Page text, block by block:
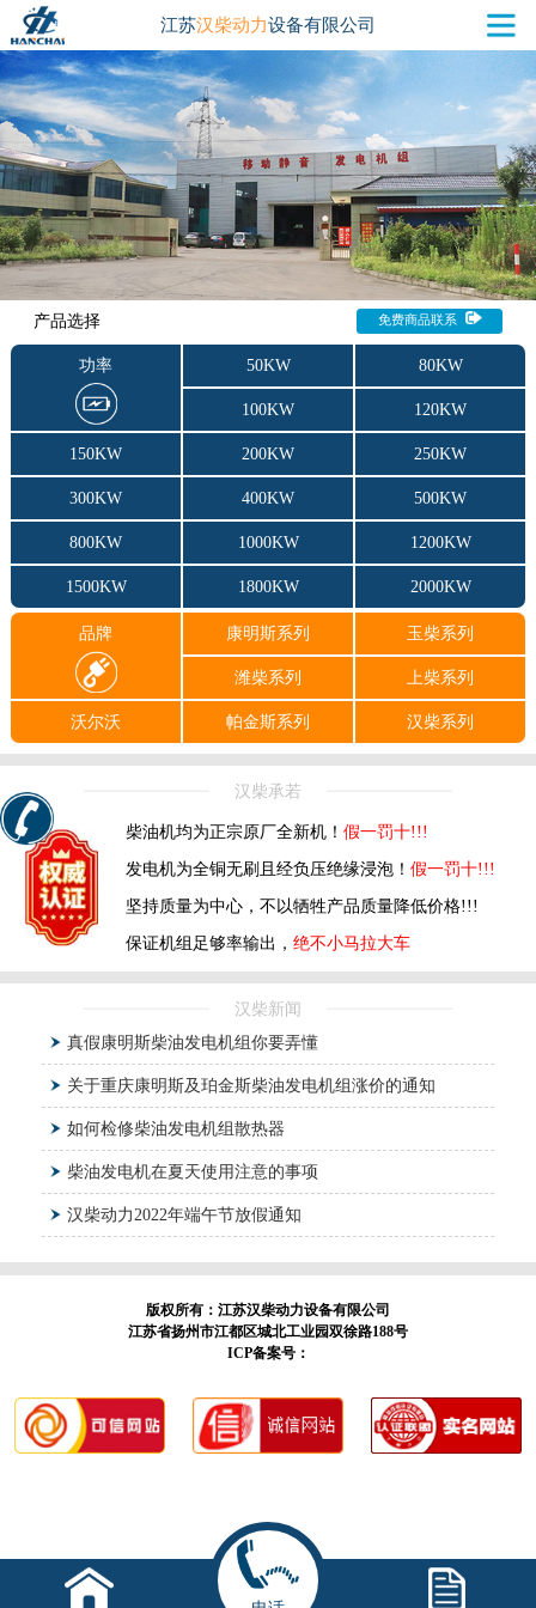
江苏汉柴动力设备有限公司
产品选择 免费商品联系
功率 50KW 80KW
100KW 120KW
150KW 200KW 250KW
300KW 400KW 500KW
800KW 1000KW 1200KW
1500KW 1800KW 2000KW
品牌 康明斯系列 玉柴系列
潍柴系列 上柴系列
沃尔沃 帕金斯系列 汉柴系列
汉柴承若
柴油机均为正宗原厂全新机！ 假一罚十!!!
发电机为全铜无刷且经负压绝缘浸泡！ 假一罚十!!!
坚持质量为中心，不以牺牲产品质量降低价格!!!
保证机组足够率输出， 绝不小马拉大车
汉柴新闻
真假康明斯柴油发电机组你要弄懂
关于重庆康明斯及珀金斯柴油发电机组涨价的通知
如何检修柴油发电机组散热器
柴油发电机在夏天使用注意的事项
汉柴动力2022年端午节放假通知
版权所有：江苏汉柴动力设备有限公司
江苏省扬州市江都区城北工业园双徐路188号
ICP备案号：